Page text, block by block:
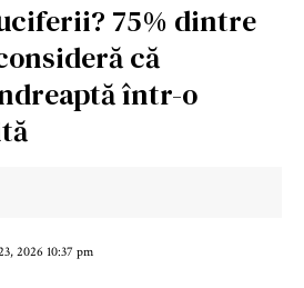
75% dintre
că
într-o
2026 10:37 pm